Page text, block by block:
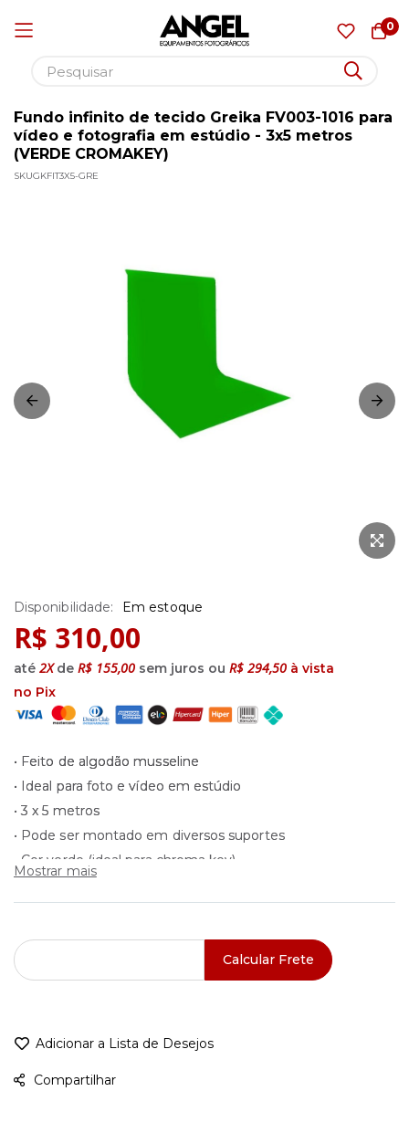
0
Pular
para
o
Fundo infinito de tecido Greika FV003-1016 para
vídeo e fotografia em estúdio - 3x5 metros
(VERDE CROMAKEY)
SKUGKFIT3X5-GRE
para
o
início
Galeria
imagens
R$ 310,00
até 2Xde R$ 155,00 sem juros ou R$ 294,50 à vista
no Pix
Adicionar a Lista de Desejos
Compartilhar
Em estoque
• Feito de algodão musseline
• Ideal para foto e vídeo em estúdio
• 3 x 5 metros
• Pode ser montado em diversos suportes
• Cor verde (ideal para chroma key)
Mostrar mais
Calcular Frete